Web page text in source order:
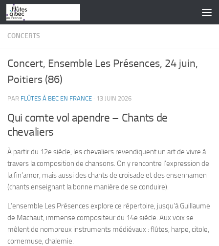
Skip to content
CONCERTS
Concert, Ensemble Les Présences, 24 juin,
Poitiers (86)
PAR FLÛTES À BEC EN FRANCE · 13 JUIN 2026
Qui comte vol apendre – Chants de
chevaliers
À partir du 12e siècle, les chevaliers revendiquent un art de vivre à
travers la composition de chansons. On y rencontre l’expression de
la fin’amor, mais aussi des chants de croisade et des ensenhamen
(chants enseignant la bonne manière de se conduire).
L’ensemble Les Présences explore ce répertoire, jusqu’à Guillaume
de Machaut, immense compositeur du 14e siècle. Aux voix se
mêlent de nombreux instruments médiévaux : flûtes, harpe, citole,
cornemuse, chalemie.